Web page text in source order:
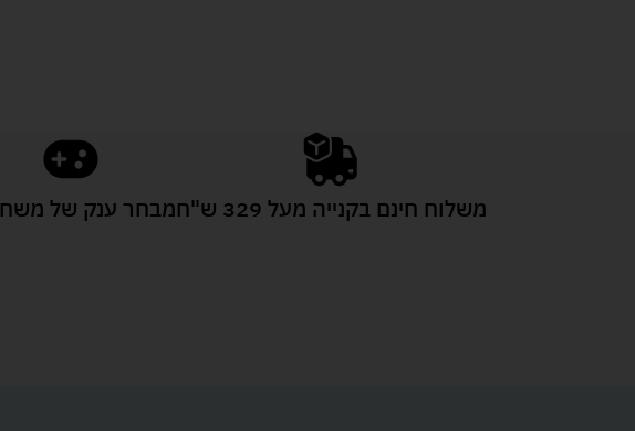
משלוח חינם בקנייה מעל 329 ש"ח מבחר ענק של